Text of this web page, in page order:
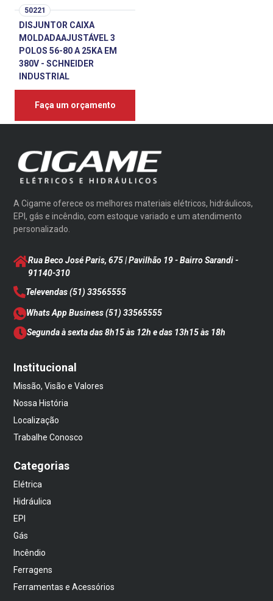
50221
DISJUNTOR CAIXA
MOLDADAAJUSTÁVEL 3
POLOS 56-80 A 25KA EM
380V - SCHNEIDER
INDUSTRIAL
Faça um orçamento
A Cigame oferece os melhores materiais elétricos, hidráulicos,
EPI, gás e incêndio, com estoque variado e um atendimento
personalizado.
Rua Beco José Paris, 675 | Pavilhão 19 - Bairro Sarandi-
91140-310
Televendas(51) 33565555
Whats App Business(51) 33565555
Segunda à sexta das 8h15 às 12h e das 13h15 às 18h
Institucional
Missão, Visão e Valores
Nossa História
Localização
Trabalhe Conosco
Categorias
Elétrica
Hidráulica
EPI
Gás
Incêndio
Ferragens
Ferramentas e Acessórios